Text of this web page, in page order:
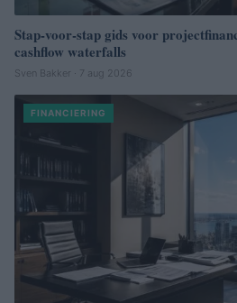
Stap-voor-stap gids voor
cashflow waterfalls
Sven Bakker · 7 aug 2026
FINANCIERING